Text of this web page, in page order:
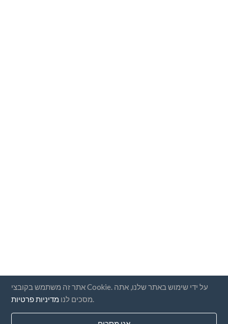
אתר זה משתמש בקובצי Cookie. על ידי שימוש באתר שלנו, אתה
מסכים לנו מדיניות פרטיות